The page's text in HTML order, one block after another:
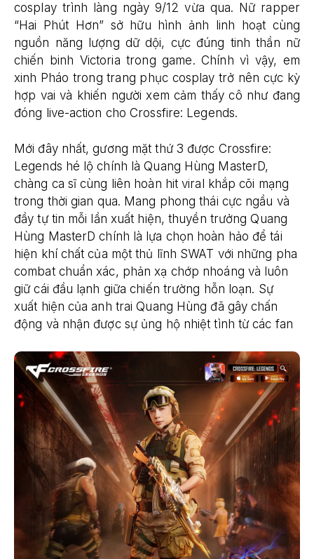
cosplay trình làng ngày 9/12 vừa qua. Nữ rapper
“Hai Phút Hơn” sở hữu hình ảnh linh hoạt cùng
nguồn năng lượng dữ dội, cực đúng tinh thần nữ
chiến binh Victoria trong game. Chính vì vậy, em
xinh Pháo trong trang phục cosplay trở nên cực kỳ
hợp vai và khiến người xem cảm thấy cô như đang
đóng live-action cho Crossfire: Legends.
Mới đây nhất, gương mặt thứ 3 được Crossfire:
Legends hé lộ chính là Quang Hùng MasterD,
chàng ca sĩ cùng liên hoàn hit viral khắp cõi mạng
trong thời gian qua. Mang phong thái cực ngầu và
đầy tự tin mỗi lần xuất hiện, thuyền trưởng Quang
Hùng MasterD chính là lựa chọn hoàn hảo để tái
hiện khí chất của một thủ lĩnh SWAT với những pha
combat chuẩn xác, phản xạ chớp nhoáng và luôn
giữ cái đầu lạnh giữa chiến trường hỗn loạn. Sự
xuất hiện của anh trai Quang Hùng đã gây chấn
động và nhận được sự ủng hộ nhiệt tình từ các fan